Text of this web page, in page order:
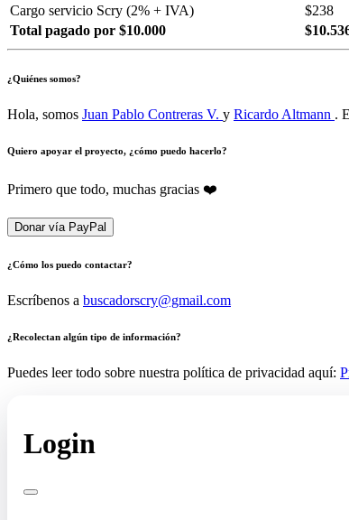
Cargo servicio Scry (2% + IVA)
$238
Total pagado por $10.000
¿Quiénes somos?
Hola, somos Juan Pablo Contreras V. y Ricardo Altmann .
Quiero apoyar el proyecto, ¿cómo puedo hacerlo?
Primero que todo, muchas gracias ❤️
Donar vía PayPal
¿Cómo los puedo contactar?
Escríbenos a buscadorscry@gmail.com
¿Recolectan algún tipo de información?
Puedes leer todo sobre nuestra política de privacidad aquí:
Login